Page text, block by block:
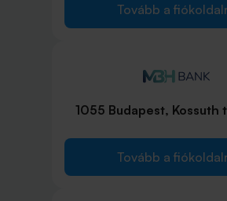
Tovább a
1055 Budapest, Kossuth
Tovább a